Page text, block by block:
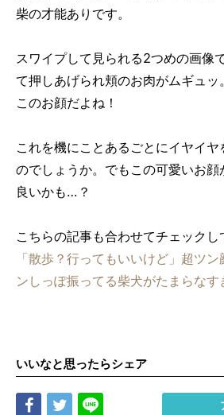
柴の才能ありです。
スワイプして見られる2つめの画像
て押しあげられ頬のお肉がムギュッ
このお顔だよね！
これを機にことあるごとにイヤイヤ
のでしょうか。でもこの可愛いお
良いかも…？
こちらの記事も合わせてチェックし
「散歩？行ってもいいけど」超ツ
ンしっぽ振ってる柴犬がたまらなす
いいなと思ったらシェア
Share Tweet